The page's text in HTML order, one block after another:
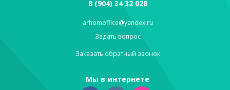
8 (904) 34 32 028
arhomoffice@yandex.ru
Задать вопрос
Заказать обратный звонок
Мы в интернете